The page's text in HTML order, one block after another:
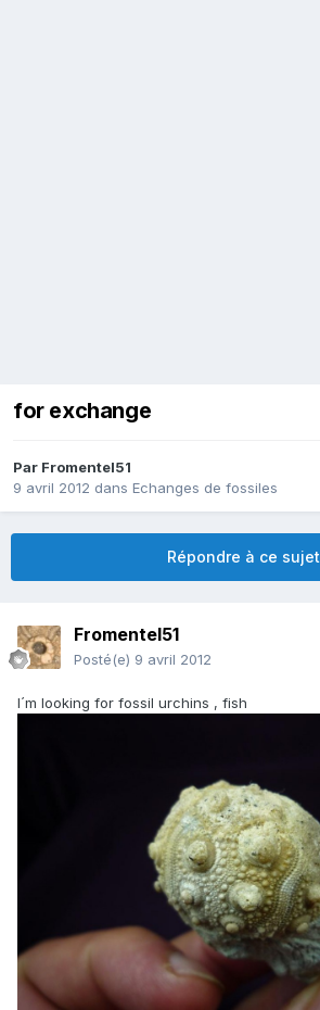
for exchange
Par Fromentel51
9 avril 2012 dans Echanges de fossiles
Répondre à ce sujet
Fromentel51
Posté(e) 9 avril 2012
I´m looking for fossil urchins , fish